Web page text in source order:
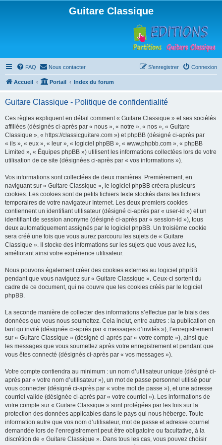
Guitare Classique
FAQ Nous contacter Connexion
S’enregistrer
Accueil Portail Index du forum
Guitare Classique - Politique de confidentialité
Ces règles expliquent en détail comment « Guitare Classique » et ses sociétés
affiliées (désignés ci-après par « nous », « notre », « nos », « Guitare
Classique », « https://classicguitare.com ») et phpBB (désigné ci-après par
« ils », « eux », « leur », « logiciel phpBB », « www.phpbb.com », « phpBB
Limited », « Équipes phpBB ») utilisent les informations collectées lors de votre
utilisation de ce site (désignées ci-après par « vos informations »).
Vos informations sont collectées de deux manières. Premièrement, en
naviguant sur « Guitare Classique », le logiciel phpBB créera plusieurs
cookies. Les cookies sont de petits fichiers texte stockés dans les fichiers
temporaires de votre navigateur Internet. Les deux premiers cookies
contiennent un identifiant utilisateur (désigné ci-après par « user-id ») et un
identifiant de session anonyme (désigné ci-après par « session-id »), tous
deux automatiquement assignés par le logiciel phpBB. Un troisième cookie
sera créé une fois que vous aurez parcouru les sujets de « Guitare
Classique ». Il stocke des informations sur les sujets que vous avez lus,
améliorant ainsi votre expérience utilisateur.
Nous pouvons également créer des cookies externes au logiciel phpBB
pendant que vous naviguez sur « Guitare Classique ». Ceux-ci sortent du
cadre de ce document, qui ne couvre que les cookies créés par le logiciel
phpBB.
La seconde manière de collecter des informations s’effectue par le biais des
données que vous nous soumettez. Cela inclut, entre autres : la publication en
tant qu’invité (désignée ci-après par « messages d’invités »), l’enregistrement
sur « Guitare Classique » (désigné ci-après par « votre compte »), ainsi que
les messages que vous soumettez après votre enregistrement et pendant que
vous êtes connecté (désignés ci-après par « vos messages »).
Votre compte contiendra au minimum : un nom d’utilisateur unique (désigné ci-
après par « votre nom d’utilisateur »), un mot de passe personnel utilisé pour
vous connecter (désigné ci-après par « votre mot de passe »), et une adresse
courriel valide (désignée ci-après par « votre courriel »). Les informations de
votre compte sur « Guitare Classique » sont protégées par les lois sur la
protection des données applicables dans le pays qui nous héberge. Toute
information autre que vos nom d’utilisateur, mot de passe et adresse courriel
demandée lors de l’enregistrement peut être obligatoire ou facultative, à la
discrétion de « Guitare Classique ». Dans tous les cas, vous pouvez choisir